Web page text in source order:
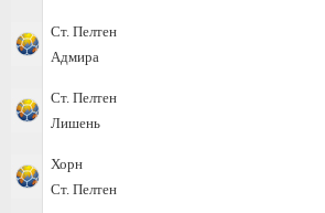
Ст. Пелтен
Адмира
Ст. Пелтен
Лишень
Хорн
Ст. Пелтен